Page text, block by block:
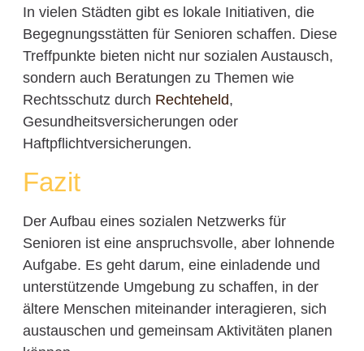
In vielen Städten gibt es lokale Initiativen, die
Begegnungsstätten für Senioren schaffen. Diese
Treffpunkte bieten nicht nur sozialen Austausch,
sondern auch Beratungen zu Themen wie
Rechtsschutz durch Rechteheld,
Gesundheitsversicherungen oder
Haftpflichtversicherungen.
Fazit
Der Aufbau eines sozialen Netzwerks für
Senioren ist eine anspruchsvolle, aber lohnende
Aufgabe. Es geht darum, eine einladende und
unterstützende Umgebung zu schaffen, in der
ältere Menschen miteinander interagieren, sich
austauschen und gemeinsam Aktivitäten planen